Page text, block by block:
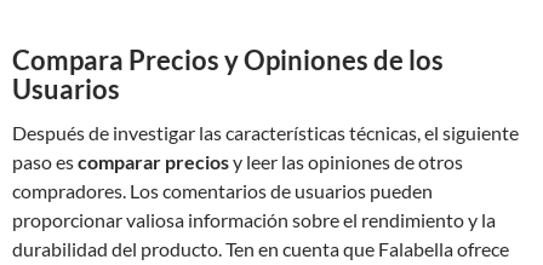
Compara Precios y Opiniones de los
Usuarios
Después de investigar las características técnicas, el siguiente
paso escomparar preciosy leer las opiniones de otros
compradores. Los comentarios de usuarios pueden
proporcionar valiosa información sobre el rendimiento y la
durabilidad del producto. Ten en cuenta que Falabella ofrece